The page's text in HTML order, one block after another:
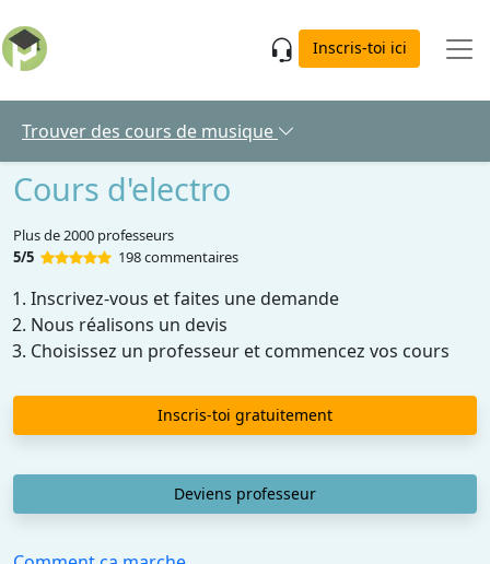
Inscris-toi ici
Trouver des cours de musique
Cours d'electro
Plus de 2000 professeurs
5/5
198 commentaires
Inscrivez-vous et faites une demande
Nous réalisons un devis
Choisissez un professeur et commencez vos cours
Inscris-toi gratuitement
Deviens professeur